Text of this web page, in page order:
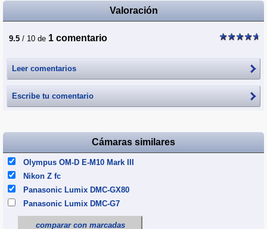
Valoración
9.5 / 10 de 1 comentario
Leer comentarios
Escribe tu comentario
Cámaras similares
Olympus OM-D E-M10 Mark III
Nikon Z fc
Panasonic Lumix DMC-GX80
Panasonic Lumix DMC-G7
comparar con marcadas